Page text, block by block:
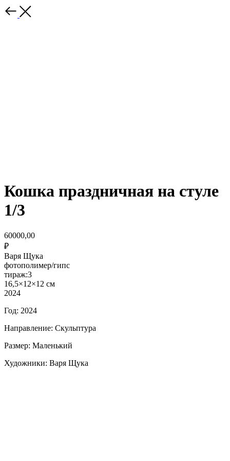
Кошка праздничная на стуле
1/3
60000,00
₽
Варя Щука
фотополимер/гипс
тираж:3
16,5×12×12 см
2024
Год: 2024
Направление: Скульптура
Размер: Маленький
Художники: Варя Щука